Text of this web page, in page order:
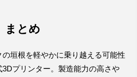
まとめ
垣根を軽やかに乗り越える可能性
プリンター。製造能力の高さや